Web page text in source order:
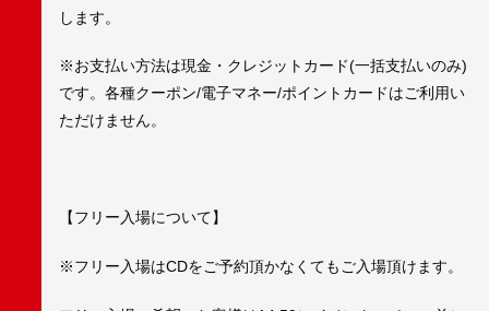
します。
※お支払い方法は現金・クレジットカード(一括支払いのみ)
です。各種クーポン/電子マネー/ポイントカードはご利用い
ただけません。
【フリー入場について】
※フリー入場はCDをご予約頂かなくてもご入場頂けます。